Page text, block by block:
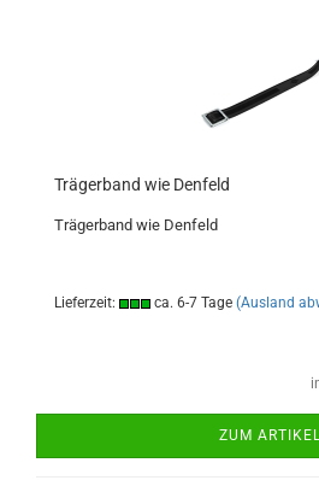
Trägerband wie Denfeld
Trägerband wie Denfeld
Lieferzeit: ca. 6-7 Tage (Ausland
ZUM